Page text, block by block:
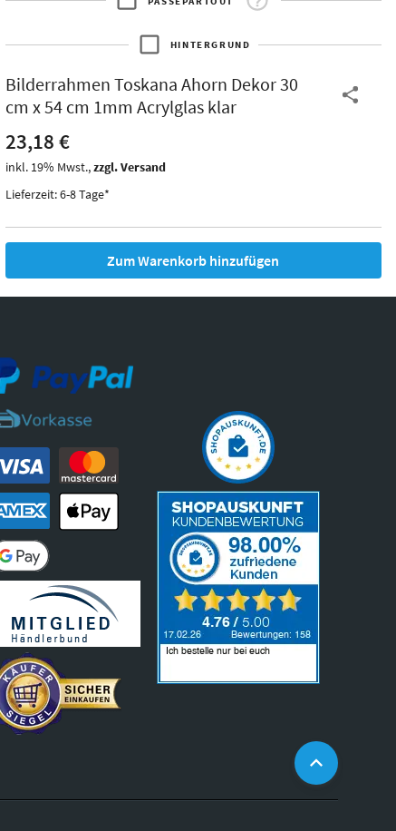
Thurgau
Thurgau
*Canvas*
Burgund
Kunststoff
Ohio
HINTERGRUND
Bilderrahmen Toskana Ahorn Dekor 30
cm x 54 cm 1mm Acrylglas klar
23,18 €
inkl. 19% Mwst.,zzgl. Versand
Lieferzeit: 6-8 Tage*
Zum Warenkorb hinzufügen